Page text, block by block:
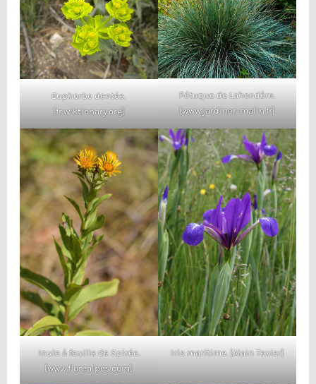
Euphorbe dentée.
[fr.wiktionary.org]
Fétuque de Lahondère.
[www.jardiner-malin.fr]
Inule à feuille de Spirée.
[www.florealpes.com]
Iris maritime. [Alain Texier]